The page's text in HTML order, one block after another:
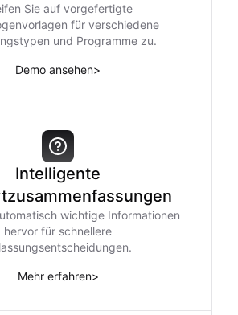
Sie auf vorgefertigte
für verschiedene
und Programme zu.
Demo ansehen>
Intelligente
wichtige Informationen
hervor für schnellere
Mehr erfahren>